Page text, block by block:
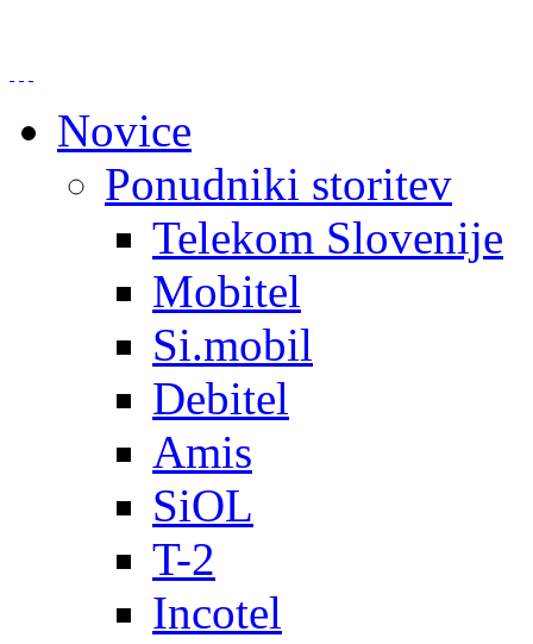
Novice
Ponudniki storitev
Telekom Slovenije
Mobitel
Si.mobil
Debitel
Amis
SiOL
T-2
Incotel